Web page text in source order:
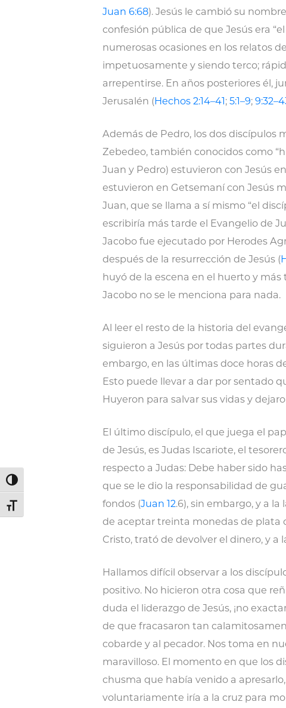
Alternar alto contraste
Alternar tamaño de letra
Juan 6:68). Jesús le cambió su
confesión pública de que Jesús era
numerosas ocasiones en los relatos
impetuosamente y siendo terco;
arrepentirse. En años posteriores él,
Jerusalén (Hechos 2:14–41; 5:1–9;
Además de Pedro, los dos discípulos
Zebedeo, también conocidos como
Juan y Pedro) estuvieron con Jesús
estuvieron en Getsemaní con Jesús
Juan, que se llama a sí mismo “el
escribiría más tarde el Evangelio de
Jacobo fue ejecutado por Herodes
después de la resurrección de Jesús (
huyó de la escena en el huerto y
Jacobo no se le menciona para nada.
Al leer el resto de la historia del
siguieron a Jesús por todas partes
embargo, en las últimas doce horas
Esto puede llevar a dar por sentado
Huyeron para salvar sus vidas y
El último discípulo, el que juega el
de Jesús, es Judas Iscariote, el
respecto a Judas: Debe haber sido
que se le dio la responsabilidad de
fondos (Juan 12.6), sin embargo, y a
de aceptar treinta monedas de plata
Cristo, trató de devolver el dinero, y a
Hallamos difícil observar a los
positivo. No hicieron otra cosa que
duda el liderazgo de Jesús, ¡no
de que fracasaron tan
cobarde y al pecador. Nos toma en
maravilloso. El momento en que los
chusma que había venido a
voluntariamente iría a la cruz para